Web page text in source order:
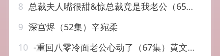
8 总裁夫人嘴很甜&惊总裁竟是我老公（65集）黄文博
9 深宫烬（52集）辛宛柔
10 -重回八零冷面老公心动了（67集）黄文博&王小亿